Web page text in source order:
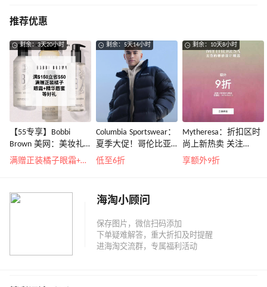
推荐优惠
剩余：3天20小时
【55专享】Bobbi
Brown 美网：美妆礼
遇！满$150立省$50
满赠正装橘子眼霜+精华唇蜜等好礼
剩余：5天14小时
Columbia Sportswear：
夏季大促！哥伦比亚
运动热卖
低至6折
剩余：10天8小时
Mytheresa：折扣区时
尚上新热卖 关注
TOTEME、
享额外9折
海淘小顾问